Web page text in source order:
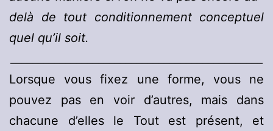
delà de tout conditionnement conceptuel
quel qu’il soit.
Lorsque vous fixez une forme, vous ne
pouvez pas en voir d’autres, mais dans
chacune d’elles le Tout est présent, et